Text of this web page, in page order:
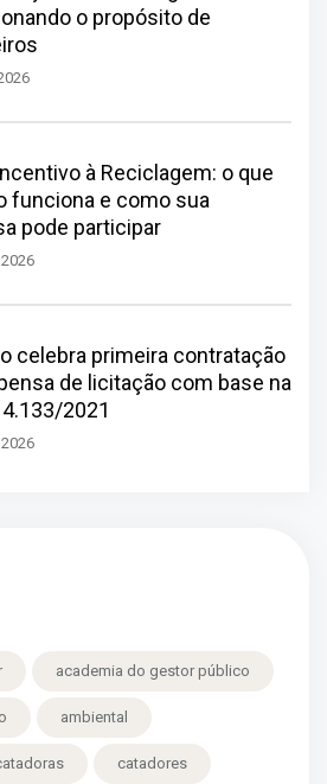
o propósito de
à Reciclagem: o que
funciona e como sua
pode participar
celebra primeira contratação
de licitação com base na
2021
academia do gestor público
ambiental
catadores